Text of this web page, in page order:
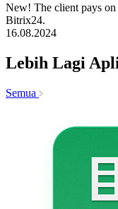
New! The client pays
Bitrix24.
16.08.2024
Lebih Lagi
Semua